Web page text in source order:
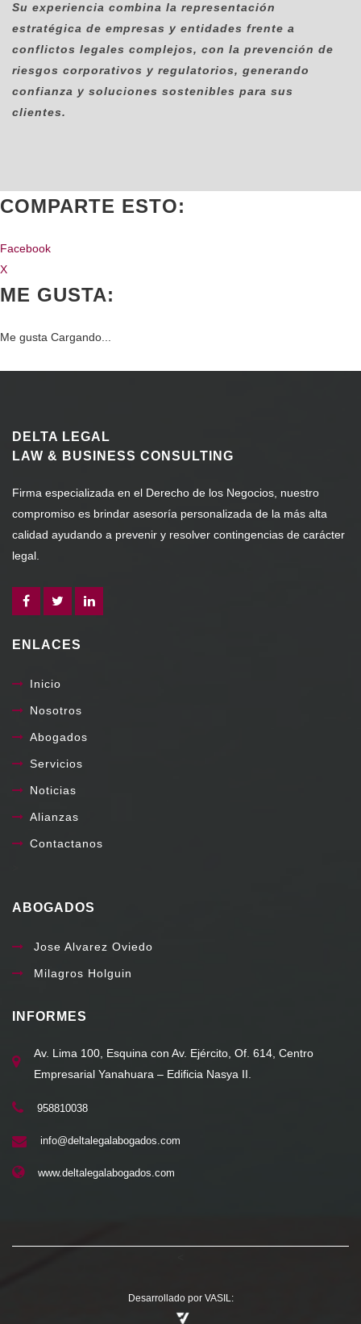
Su experiencia combina la representación
estratégica de empresas y entidades frente a
conflictos legales complejos, con la prevención de
riesgos corporativos y regulatorios, generando
confianza y soluciones sostenibles para sus
clientes.
COMPARTE ESTO:
Facebook
X
ME GUSTA:
Me gusta Cargando...
DELTA LEGAL
LAW & BUSINESS CONSULTING
Firma especializada en el Derecho de los Negocios, nuestro
compromiso es brindar asesoría personalizada de la más alta
calidad ayudando a prevenir y resolver contingencias de carácter
legal.
ENLACES
Inicio
Nosotros
Abogados
Servicios
Noticias
Alianzas
Contactanos
ABOGADOS
Jose Alvarez Oviedo
Milagros Holguin
INFORMES
Av. Lima 100, Esquina con Av. Ejército, Of. 614, Centro
Empresarial Yanahuara – Edificia Nasya II.
958810038
info@deltalegalabogados.com
www.deltalegalabogados.com
Desarrollado por VASIL: